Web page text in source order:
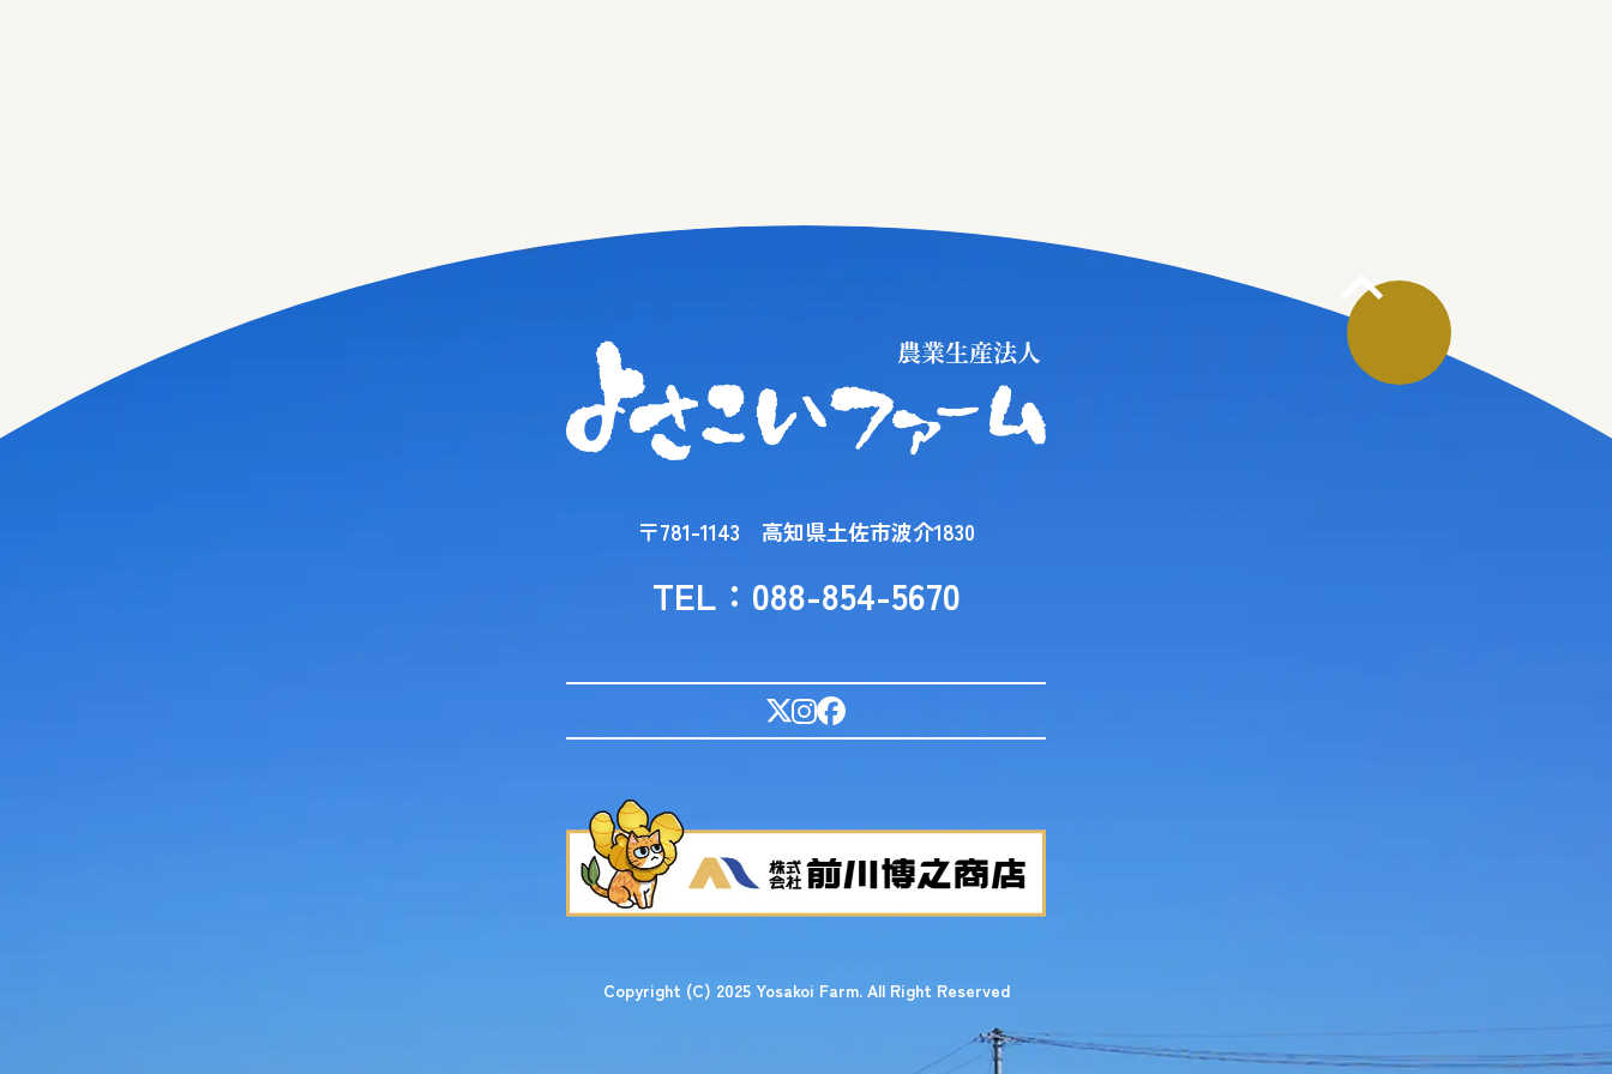
〒781-1143 高知県土佐市波介1830
TEL：088-854-5670
Copyright (C) 2025 Yosakoi Farm. All Right Reserved